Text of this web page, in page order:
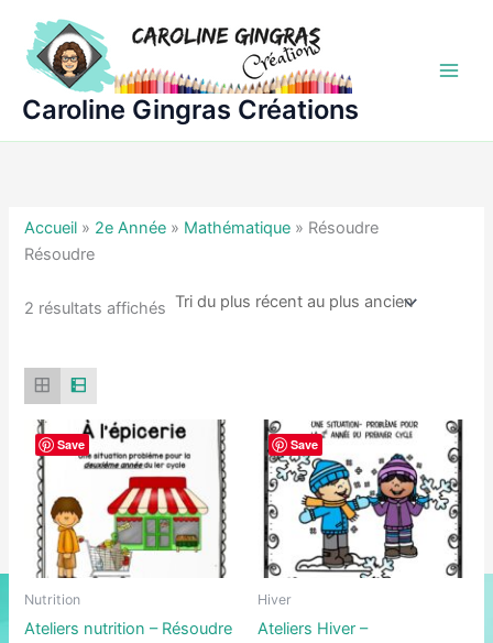
contenu
Caroline Gingras Créations
Accueil » 2e Année » Mathématique » Résoudre
Résoudre
2 résultats affichés Trié
Save
Nutrition
Ateliers nutrition – Résoudre
Save
Hiver
Ateliers Hiver –